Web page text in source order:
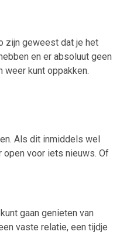
zijn geweest dat je het
en er absoluut geen
kunt oppakken.
Als dit inmiddels wel
voor iets nieuws. Of
gaan genieten van
vaste relatie, een tijdje